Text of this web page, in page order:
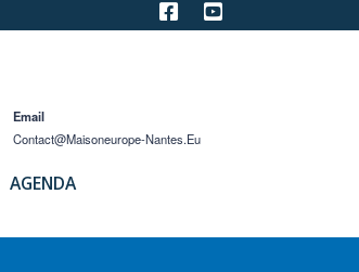
Email
Contact@maisoneurope-Nantes.eu
AGENDA